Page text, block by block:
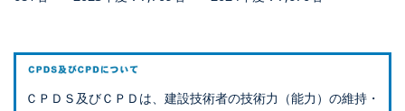
ＣＰＤＳ及びＣＰＤは、建設技術者の技術力（能力）の維持・